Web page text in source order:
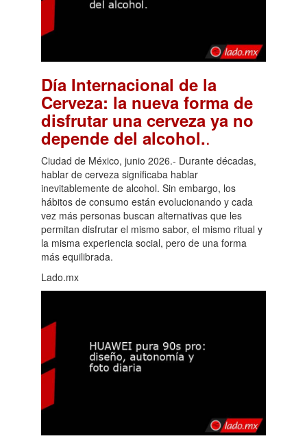
Día Internacional de la
Cerveza: la nueva forma de
disfrutar una cerveza ya no
depende del alcohol..
Ciudad de México, junio 2026.- Durante décadas,
hablar de cerveza significaba hablar
inevitablemente de alcohol. Sin embargo, los
hábitos de consumo están evolucionando y cada
vez más personas buscan alternativas que les
permitan disfrutar el mismo sabor, el mismo ritual y
la misma experiencia social, pero de una forma
más equilibrada.
Lado.mx